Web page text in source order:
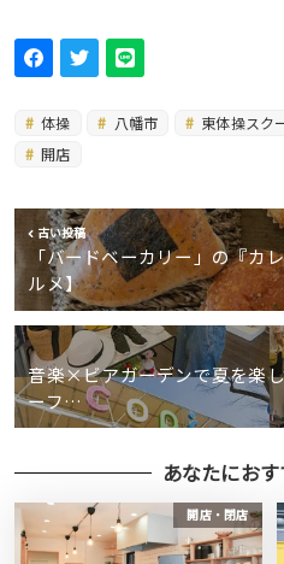
体操 八幡市 東体操スク
開店
古い投稿
「バードベーカリー」の『カ
ルメ】
音楽×ビアガーデンで夏を楽
ーフ…
あなたにお
開店・閉店